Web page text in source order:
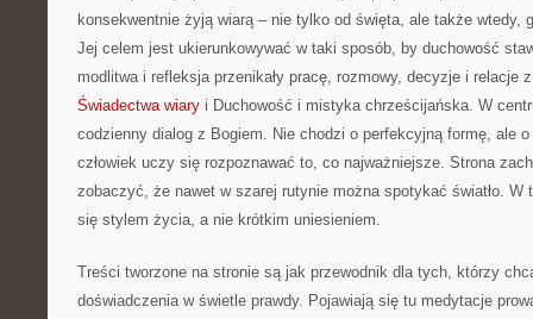
konsekwentnie żyją wiarą – nie tylko od święta, ale także wtedy,
Jej celem jest ukierunkowywać w taki sposób, by duchowość
modlitwa i refleksja przenikały pracę, rozmowy, decyzje i relacje
Świadectwa wiary i Duchowość i mistyka chrześcijańska. W
codzienny dialog z Bogiem. Nie chodzi o perfekcyjną formę, ale
człowiek uczy się rozpoznawać to, co najważniejsze. Strona
zobaczyć, że nawet w szarej rutynie można spotykać światło. W
się stylem życia, a nie krótkim uniesieniem.
Treści tworzone na stronie są jak przewodnik dla tych, którzy
doświadczenia w świetle prawdy. Pojawiają się tu medytacje